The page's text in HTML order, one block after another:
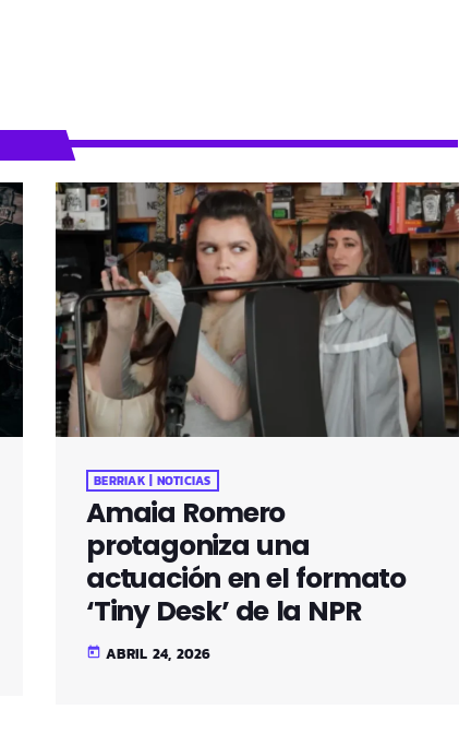
BERRIAK | NOTICIAS
Amaia Romero
protagoniza una
actuación en el formato
‘Tiny Desk’ de la NPR
today ABRIL 24, 2026